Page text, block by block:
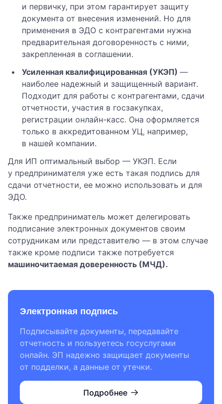
и первичку, при этом гарантирует защиту
документа от внесения изменений. Но для
применения в ЭДО с контрагентами нужна
предварительная договоренность с ними,
закрепленная в соглашении.
Усиленная квалифицированная (УКЭП) —
наиболее надежный и защищенный вариант.
Подходит для работы с контрагентами, сдачи
отчетности, участия в госзакупках,
регистрации онлайн-касс. Она оформляется
только в аккредитованном УЦ, например,
в нашей компании.
Для ИП оптимальный выбор — УКЭП. Если
у предпринимателя уже есть такая подпись для
сдачи отчетности, ее можно использовать и для
ЭДО.
Также предприниматель может делегировать
подписание электронных документов своим
сотрудникам или представителю — в этом случае
также кроме подписи также потребуется
машиночитаемая доверенность (МЧД).
Электронная подпись
Подписывайте документы, передавайте
отчетность и пользуетесь госуслугами
онлайн. ЭП надежно защищает документы
от подделки, а данные от утечки.
Подробнее